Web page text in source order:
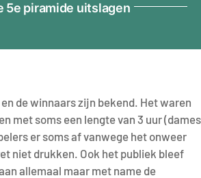
5e piramide uitslagen
de winnaars zijn bekend. Het waren
met soms een lengte van 3 uur (dames
er soms af vanwege het onweer
niet drukken. Ook het publiek bleef
allemaal maar met name de